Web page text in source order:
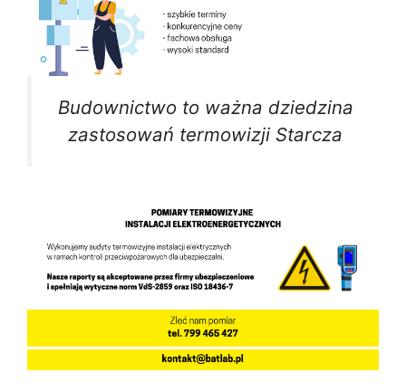
Budownictwo to ważna dziedzina
zastosowań termowizji Starcza